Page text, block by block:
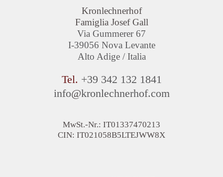
Kronlechnerhof
Famiglia Josef Gall
Via Gummerer 67
I-39056 Nova Levante
Alto Adige / Italia
Tel. +39 342 132 1841
info@kronlechnerhof.com
MwSt.-Nr.: IT01337470213
CIN: IT021058B5LTEJWW8X